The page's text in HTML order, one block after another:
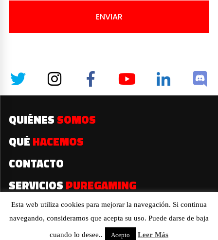
ENVIAR
QUIÉNES SOMOS
QUÉ HACEMOS
CONTACTO
SERVICIOS PUREGAMING
2019© Todos los derechos reservados
Esta web utiliza cookies para mejorar la navegación. Si continua
navegando, consideramos que acepta su uso. Puede darse de baja
cuando lo desee.. Acepto Leer Más